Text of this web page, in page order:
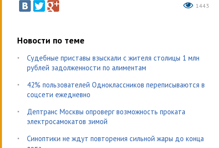
1443
Новости по теме
Судебные приставы взыскали с жителя столицы 1 млн
рублей задолженности по алиментам
42% пользователей Одноклассников переписываются в
соцсети ежедневно
Дептранс Москвы опроверг возможность проката
электросамокатов зимой
Синоптики не ждут повторения сильной жары до конца